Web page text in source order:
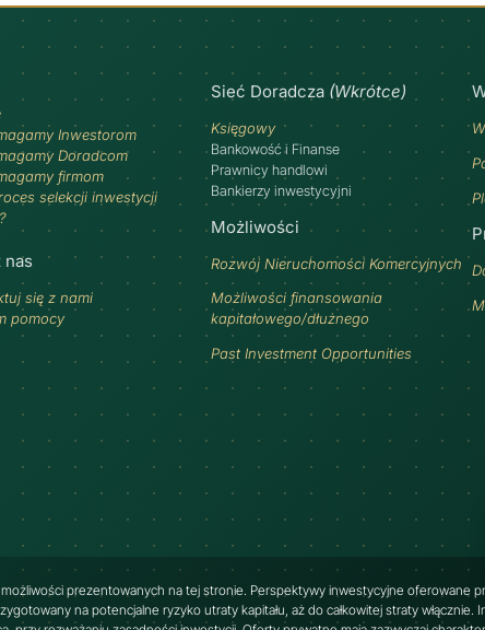
Inwestorom
Doradcom
firmom
selekcji inwestycji
nas
się z nami
pomocy
Sieć Doradcza (Wkrótce)
Księgowy
Bankowość i Finanse
Prawnicy handlowi
Bankierzy inwestycyjni
Możliwości
Rozwój Nieruchomości Komercyjnych
Możliwości finansowania
kapitałowego/dłużnego
Past Investment Opportunities
prezentowanych na tej stronie. Perspektywy inwestycyjne oferowane
na potencjalne ryzyko utraty kapitału, aż do całkowitej straty